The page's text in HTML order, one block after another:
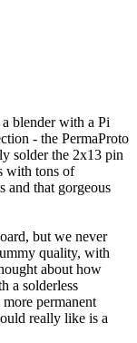
blender with a Pi
- the PermaProto
solder the 2x13 pin
with tons of
and that gorgeous
but we never
quality, with
about how
a solderless
permanent
really like is a